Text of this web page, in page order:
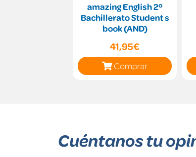
amazing English 2º
Bachillerato Student s
book (AND)
41,95€
Comprar
Cuéntanos tu